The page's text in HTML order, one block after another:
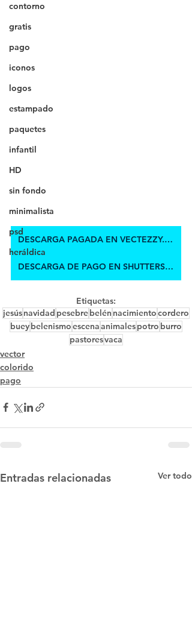
contorno
gratis
pago
iconos
logos
estampado
paquetes
infantil
HD
sin fondo
minimalista
psd
heráldica
DESCARGA PAGADA EN VECTEZZY.CO
DESCARGA DE PAGO EN SHUTTERSTOCK
Etiquetas:
jesúsnavidad pesebrebelén nacimientocordero
bueybelenismoescenaanimalespotro burro
pastoresvaca
vector
colorido
pago
Entradas relacionadas Ver todo